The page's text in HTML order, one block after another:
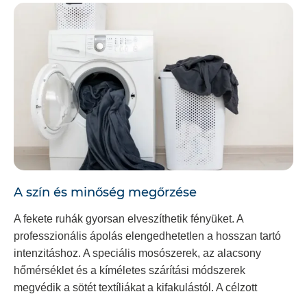
A szín és minőség megőrzése
A fekete ruhák gyorsan elveszíthetik fényüket. A
professzionális ápolás elengedhetetlen a hosszan tartó
intenzitáshoz. A speciális mosószerek, az alacsony
hőmérséklet és a kíméletes szárítási módszerek
megvédik a sötét textíliákat a kifakulástól. A célzott